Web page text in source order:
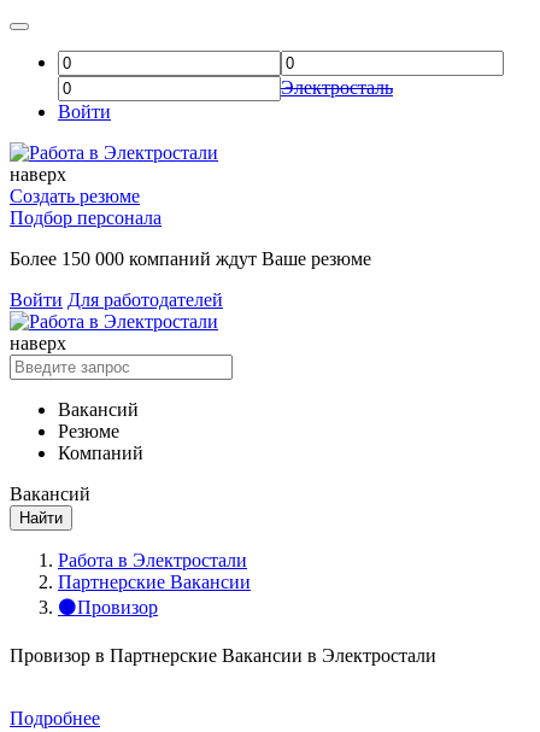
Электросталь
Войти
наверх
Создать резюме
Подбор персонала
Более 150 000 компаний ждут Ваше резюме
Войти Для работодателей
наверх
Вакансий
Резюме
Компаний
Вакансий
Найти
Работа в Электростали
Партнерские Вакансии
⚫Провизор
Провизор в Партнерские Вакансии в Электростали
Подробнее